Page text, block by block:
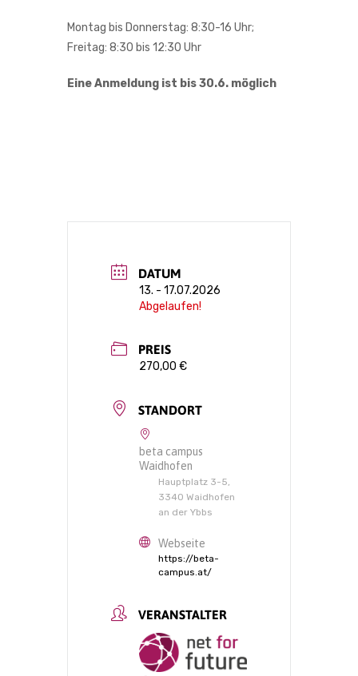
Montag bis Donnerstag: 8:30-16 Uhr;
Freitag: 8:30 bis 12:30 Uhr
Eine Anmeldung ist bis 30.6. möglich
DATUM
13. - 17.07.2026
Abgelaufen!
PREIS
270,00 €
STANDORT
beta campus
Waidhofen
Hauptplatz 3-5,
3340 Waidhofen
an der Ybbs
Webseite
https://beta-
campus.at/
VERANSTALTER